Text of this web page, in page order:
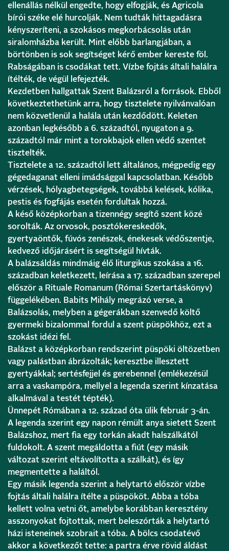
ellenállás nélkül engedte, hogy elfogják, és Agricola
bírói széke elé hurcolják. Nem tudták hittagadásra
kényszeríteni, a szokásos megkorbácsolás után
siralomházba került. Mint előbb barlangjában, a
börtönben is sok segítséget kérő ember kereste föl.
Rabságában is csodákat tett. Vízbe fojtás általi halálra
ítélték, de végül lefejezték.
Kezdetben hallgattak Szent Balázsról a források. Ebből
következtethetünk arra, hogy tisztelete nyilvánvalóan
nem közvetlenül a halála után kezdődött. Keleten
azonban legkésőbb a 6. századtól, nyugaton a 9.
századtól már mint a torokbajok ellen védő szentet
tisztelték.
Tisztelete a 12. századtól lett általános, mégpedig egy
gégedaganat elleni imádsággal kapcsolatban. Később
vérzések, hólyagbetegségek, továbbá kelések, kólika,
pestis és fogfájás esetén fordultak hozzá.
A késő középkorban a tizennégy segítő szent közé
sorolták. Az orvosok, posztókereskedők,
gyertyaöntők, fúvós zenészek, énekesek védőszentje,
kedvező időjárásért is segítségül hívták.
A balázsáldás mindmáig élő liturgikus szokása a 16.
században keletkezett, leírása a 17. században szerepel
először a Rituale Romanum (Római Szertartáskönyv)
függelékében. Babits Mihály megrázó verse, a
Balázsolás, melyben a gégerákban szenvedő költő
gyermeki bizalommal fordul a szent püspökhöz, ezt a
szokást idézi fel.
Balázst a középkorban rendszerint püspöki öltözetben
vagy palástban ábrázolták; keresztbe illesztett
gyertyákkal; sertésfejjel és gerebennel (emlékezésül
arra a vaskampóra, mellyel a legenda szerint kínzatása
alkalmával a testét tépték).
Ünnepét Rómában a 12. század óta ülik február 3-án.
A legenda szerint egy napon rémült anya sietett Szent
Balázshoz, mert fia egy torkán akadt halszálkától
fuldokolt. A szent megáldotta a fiút (egy másik
változat szerint eltávolította a szálkát), és így
megmentette a haláltól.
Egy másik legenda szerint a helytartó először vízbe
fojtás általi halálra ítélte a püspököt. Abba a tóba
kellett volna vetni őt, amelybe korábban keresztény
asszonyokat fojtottak, mert beleszórták a helytartó
házi isteneinek szobrait a tóba. A bölcs csodatévő
akkor a következőt tette: a partra érve rövid áldást